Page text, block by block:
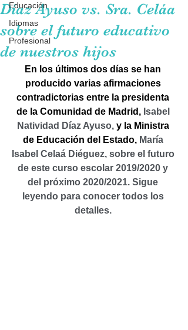
Educación
Idiomas
Profesional
Díaz Ayuso vs. Sra. Celáa
sobre el futuro educativo
de nuestros hijos
En los últimos dos días se han
producido varias afirmaciones
contradictorias entre la presidenta
de la Comunidad de Madrid, Isabel
Natividad Díaz Ayuso, y la Ministra
de Educación del Estado, María
Isabel Celaá Diéguez, sobre el futuro
de este curso escolar 2019/2020 y
del próximo 2020/2021. Sigue
leyendo para conocer todos los
detalles.